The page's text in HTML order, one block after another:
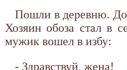
Пошли в деревню.
Хозяин обоза стал в
мужик вошел в избу:
- Здравствуй, жена!